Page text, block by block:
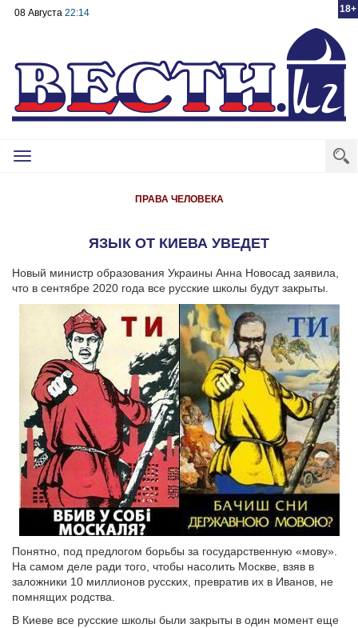
18+
08 Августа 22:14
Toggle
ПРАВА ЧЕЛОВЕКА
ЯЗЫК ОТ КИЕВА УВЕДЕТ
Новый министр образования Украины Анна Новосад заявила,
что в сентябре 2020 года все русские школы будут закрыты.
Понятно, под предлогом борьбы за государственную «мову».
На самом деле ради того, чтобы насолить Москве, взяв в
заложники 10 миллионов русских, превратив их в Иванов, не
помнящих родства.
В Киеве все русские школы были закрыты в один момент еще